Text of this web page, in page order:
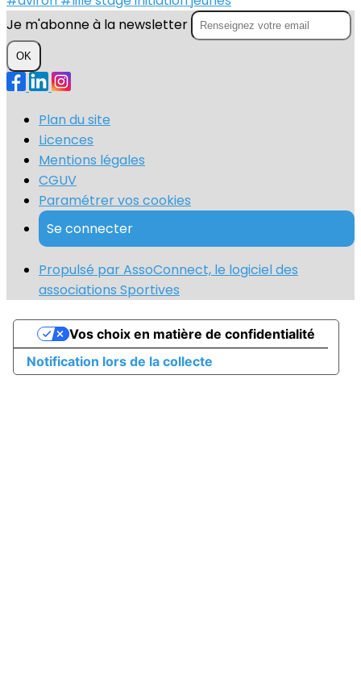
Je m'abonne à la newsletter
OK
Plan du site
Licences
Mentions légales
CGUV
Paramétrer vos cookies
Se connecter
Propulsé par AssoConnect, le logiciel des
associations Sportives
Notification lors de la collecte
Vos choix en matière de confidentialité